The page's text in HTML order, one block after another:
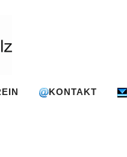
KONTAKT